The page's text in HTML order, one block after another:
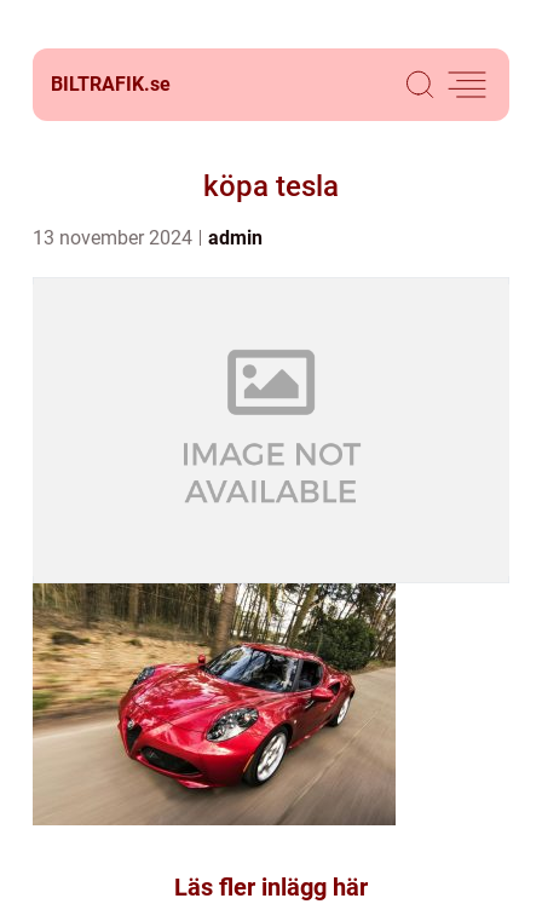
BILTRAFIK.se
köpa tesla
13 november 2024 admin
Läs fler inlägg här